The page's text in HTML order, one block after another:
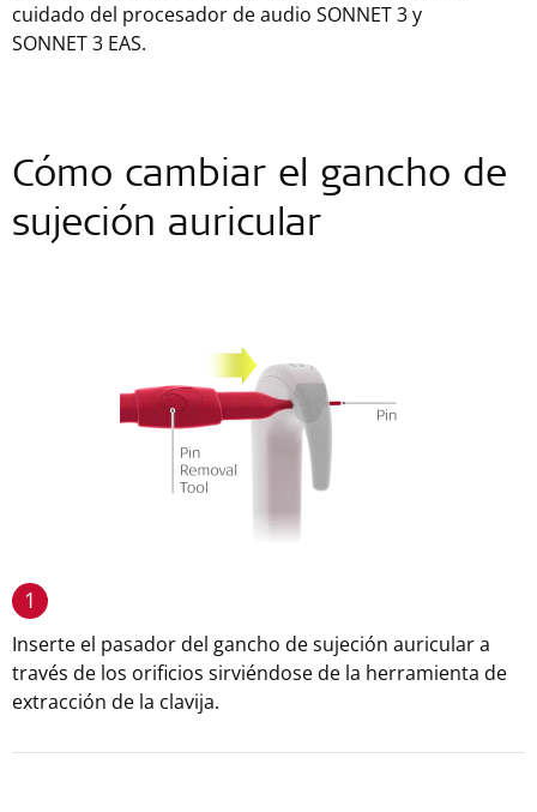
cuidado del procesador de audio SONNET 3 y
SONNET 3 EAS.
Cómo cambiar el gancho de
sujeción auricular
1
Inserte el pasador del gancho de sujeción auricular a
través de los orificios sirviéndose de la herramienta de
extracción de la clavija.